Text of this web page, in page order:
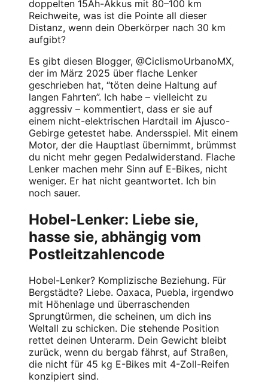
doppelten 15Ah-Akkus mit 80–100 km
Reichweite, was ist die Pointe all dieser
Distanz, wenn dein Oberkörper nach 30 km
aufgibt?
Es gibt diesen Blogger, @CiclismoUrbanoMX,
der im März 2025 über flache Lenker
geschrieben hat, “töten deine Haltung auf
langen Fahrten”. Ich habe – vielleicht zu
aggressiv – kommentiert, dass er sie auf
einem nicht-elektrischen Hardtail im Ajusco-
Gebirge getestet habe. Andersspiel. Mit einem
Motor, der die Hauptlast übernimmt, brümmst
du nicht mehr gegen Pedalwiderstand. Flache
Lenker machen mehr Sinn auf E-Bikes, nicht
weniger. Er hat nicht geantwortet. Ich bin
noch sauer.
Hobel-Lenker: Liebe sie,
hasse sie, abhängig vom
Postleitzahlencode
Hobel-Lenker? Komplizische Beziehung. Für
Bergstädte? Liebe. Oaxaca, Puebla, irgendwo
mit Höhenlage und überraschenden
Sprungtürmen, die scheinen, um dich ins
Weltall zu schicken. Die stehende Position
rettet deinen Unterarm. Dein Gewicht bleibt
zurück, wenn du bergab fährst, auf Straßen,
die nicht für 45 kg E-Bikes mit 4-Zoll-Reifen
konzipiert sind.